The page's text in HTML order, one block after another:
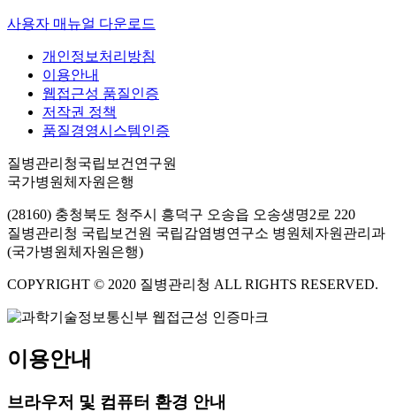
사용자 매뉴얼 다운로드
개인정보처리방침
이용안내
웹접근성 품질인증
저작권 정책
품질경영시스템인증
질병관리청국립보건연구원
국가병원체자원은행
(28160) 충청북도 청주시 흥덕구 오송읍 오송생명2로 220
질병관리청 국립보건원 국립감염병연구소 병원체자원관리과
(국가병원체자원은행)
COPYRIGHT © 2020 질병관리청 ALL RIGHTS RESERVED.
이용안내
브라우저 및 컴퓨터 환경 안내